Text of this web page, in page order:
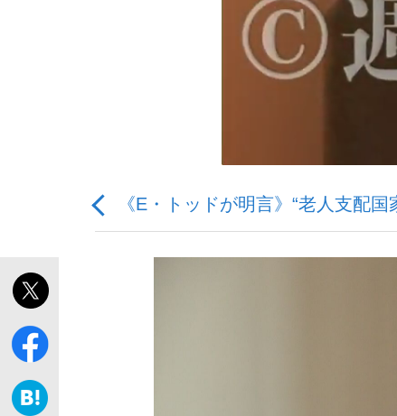
「90%は失敗する。でも…」本田圭佑が
「敗因分析は一切聞かれなかった」侍ジ
《E・トッドが明言》“老人支配